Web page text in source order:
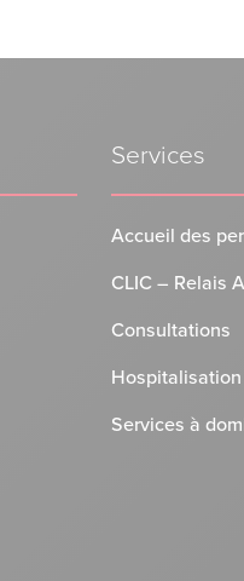
Services
Accueil des
CLIC – Relais
Consultations
Hospitalisation
Services à